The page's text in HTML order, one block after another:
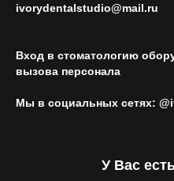
ivorydentalstudio@mail.ru
Вход в стоматологию
вызова персонала
Мы в социальных сетях:
У Вас